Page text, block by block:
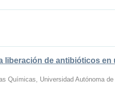
liberación de antibióticos en
Químicas, Universidad Autónoma